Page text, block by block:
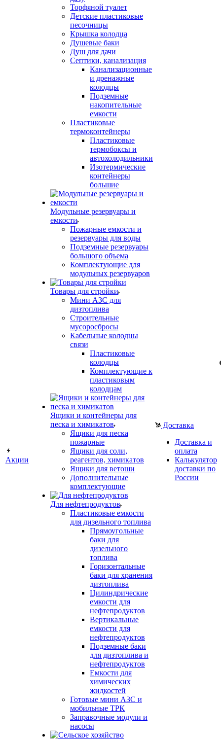
Акции
Торфяной туалет
Детские пластиковые
песочницы
Крышка колодца
Душевые баки
Душ для дачи
Септики, канализация
Канализационные
и дренажные
колодцы
Подземные
накопительные
емкости
Пластиковые
термоконтейнеры
Пластиковые
термобоксы и
автохолодильники
Изотермические
контейнеры
большие
Модульные резервуары и
емкости
Пожарные емкости и
резервуары для воды
Подземные резервуары
большого объема
Комплектующие для
модульных резервуаров
Товары для стройки
Мини АЗС для
дизтоплива
Строительные
мусоросбросы
Кабельные колодцы
связи
Пластиковые
колодцы
Комплектующие к
пластиковым
колодцам
Ящики и контейнеры для
песка и химикатов
Ящики для песка
пожарные
Ящики для соли,
реагентов, химикатов
Ящики для ветоши
Дополнительные
комплектующие
Для нефтепродуктов
Пластиковые емкости
для дизельного топлива
Прямоугольные
баки для
дизельного
топлива
Горизонтальные
баки для хранения
дизтоплива
Цилиндрические
емкости для
нефтепродуктов
Вертикальные
емкости для
нефтепродуктов
Подземные баки
для дизтоплива и
нефтепродуктов
Емкости для
химических
жидкостей
Готовые мини АЗС и
мобильные ТРК
Заправочные модули и
насосы
Доставка
Доставка и
оплата
Калькулятор
доставки по
России